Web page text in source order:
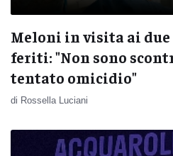
Meloni in visita ai due
feriti: "Non sono
tentato omicidio"
di Rossella Luciani